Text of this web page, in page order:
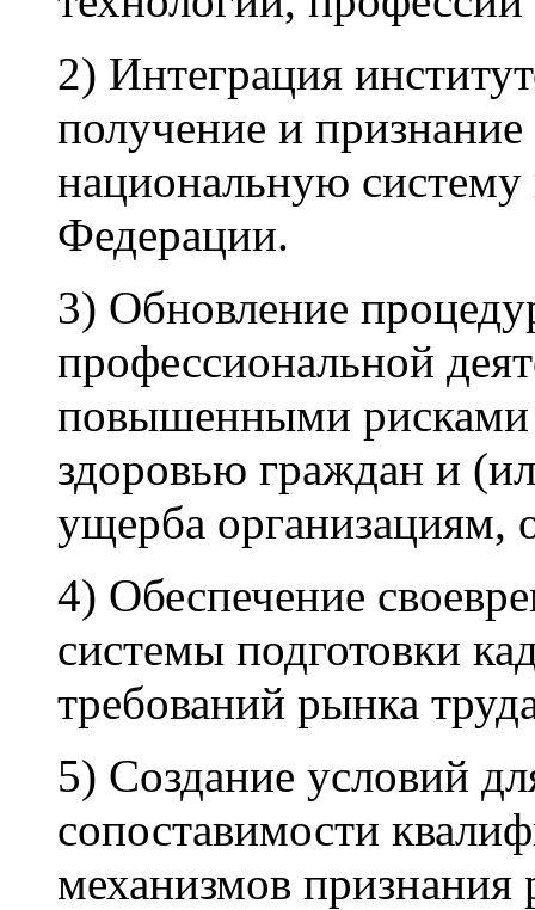
2) Интеграция
получение и
национальную
Федерации.
3) Обновление
профессиональной
повышенными рисками
здоровью граждан и
ущерба организациям,
4) Обеспечение
системы подготовки
требований рынка
5) Создание условий
сопоставимости
механизмов признания